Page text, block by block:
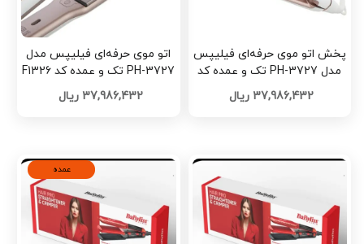
پخش اتو موی حرفه‌ای فیلیپس
مدل PH-3727 تک و عمده کد
F1327
37,986,432 ریال
اتو موی حرفه‌ای فیلیپس مدل
PH-3727 تک و عمده کد F1326
37,986,432 ریال
عمده